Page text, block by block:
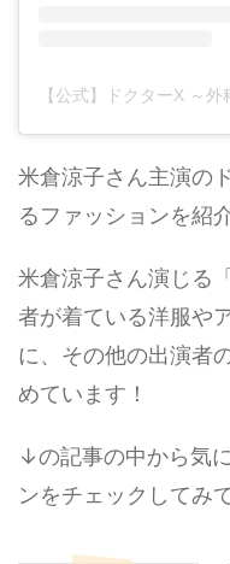
米倉涼子さん主演の
るファッションを紹
米倉涼子さん演じる
者が着ている洋服や
に、その他の出演者
めています！
↓の記事の中から気
ンをチェックしてみ